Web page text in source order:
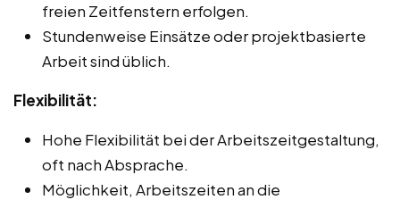
freien Zeitfenstern erfolgen.
Stundenweise Einsätze oder projektbasierte
Arbeit sind üblich.
Flexibilität:
Hohe Flexibilität bei der Arbeitszeitgestaltung,
oft nach Absprache.
Möglichkeit, Arbeitszeiten an die